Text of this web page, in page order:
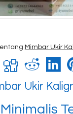
Mimbar Ukir
Ukir